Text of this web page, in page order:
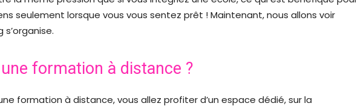
seulement lorsque vous vous sentez prêt ! Maintenant, nous allons voir
formation à distance ?
formation à distance, vous allez profiter d’un espace dédié, sur la